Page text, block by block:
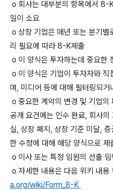
o 회사는 대부분의 항목에서 8-
일이 소요
o 상장 기업은 매년 또는 분기
리 필요에 따라 8-K제출
o 이 양식은 투자하는데 중요한
o 이 양식은 기업이 투자자와
며, 미디어 등에 대해 필터링되거
o 중요한 계약의 변경 및 기업의
공개 요건에는 인수 완료, 회사
실, 상장 폐지, 상장 기준 미달,
한 수정에 대해 해당 양식으로 제
o 이사 또는 특정 임원의 선출
o 자세한 내용은 다음 위키 내용
a.org/wiki/Form_8-K